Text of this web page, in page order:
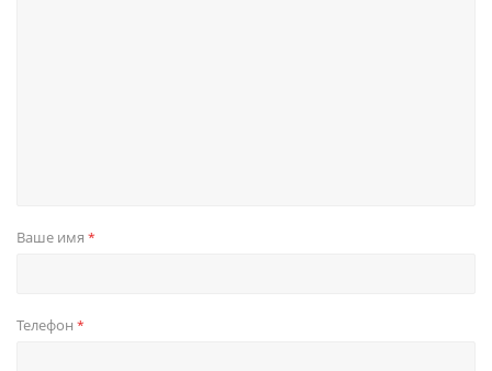
Ваше имя *
Телефон *